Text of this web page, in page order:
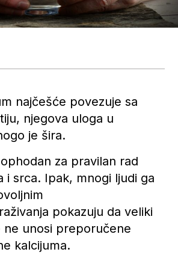
najčešće povezuje sa
njegova uloga u
je šira.
za pravilan rad
i srca. Ipak, mnogi ljudi ga
pokazuju da veliki
ne unosi preporučene
kalcijuma.